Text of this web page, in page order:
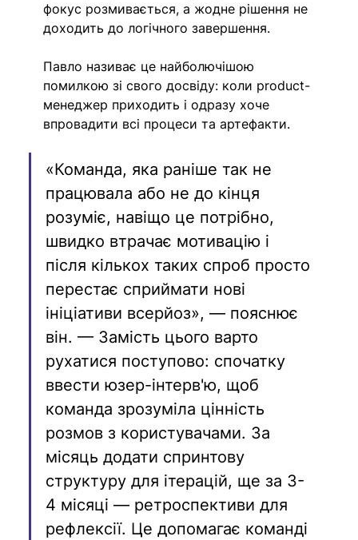
фокус розмивається, а жодне рішення не
доходить до логічного завершення.
Павло називає це найболючішою
помилкою зі свого досвіду: коли product-
менеджер приходить і одразу хоче
впровадити всі процеси та артефакти.
«Команда, яка раніше так не
працювала або не до кінця
розуміє, навіщо це потрібно,
швидко втрачає мотивацію і
після кількох таких спроб просто
перестає сприймати нові
ініціативи всерйоз», — пояснює
він. — Замість цього варто
рухатися поступово: спочатку
ввести юзер-інтерв'ю, щоб
команда зрозуміла цінність
розмов з користувачами. За
місяць додати спринтову
структуру для ітерацій, ще за 3-
4 місяці — ретроспективи для
рефлексії. Це допомагає команді